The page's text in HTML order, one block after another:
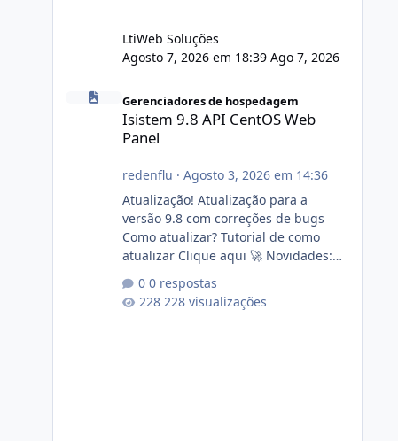
LtiWeb Soluções
Agosto 7, 2026 em 18:39 Ago 7, 2026
Isistem 9.8 API CentOS Web Panel
Gerenciadores de hospedagem
Isistem 9.8 API CentOS Web
Panel
redenflu · Agosto 3, 2026 em 14:36
Atualização! Atualização para a
versão 9.8 com correções de bugs
Como atualizar? Tutorial de como
atualizar Clique aqui 🚀 Novidades:
publico para consulta de sub.dominio
autorizado a usasr o isistem:
0 respostas
228 visualizações